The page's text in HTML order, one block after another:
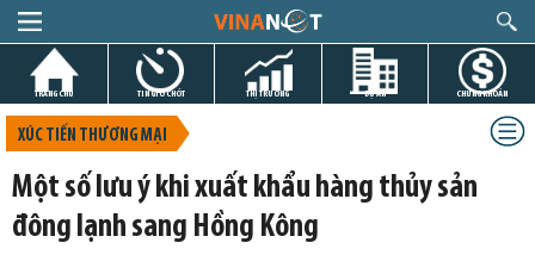
TRANG CHỦ TIN GIỜ CHÓT THỊ TRƯỜNG DỰ ÁN CHỨNG KHOÁN
XÚC TIẾN THƯƠNG MẠI
Một số lưu ý khi xuất khẩu hàng thủy sản
đông lạnh sang Hồng Kông